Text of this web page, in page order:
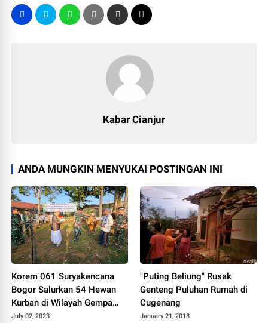
Kabar Cianjur
ANDA MUNGKIN MENYUKAI POSTINGAN INI
Korem 061 Suryakencana
Bogor Salurkan 54 Hewan
Kurban di Wilayah Gempa
Cianjur
July 02, 2023
"Puting Beliung" Rusak
Genteng Puluhan Rumah di
Cugenang
January 21, 2018